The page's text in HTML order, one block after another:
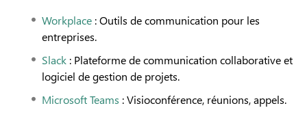
Workplace : Outils de communication pour les
entreprises.
Slack : Plateforme de communication collaborative et
logiciel de gestion de projets.
Microsoft Teams : Visioconférence, réunions, appels.